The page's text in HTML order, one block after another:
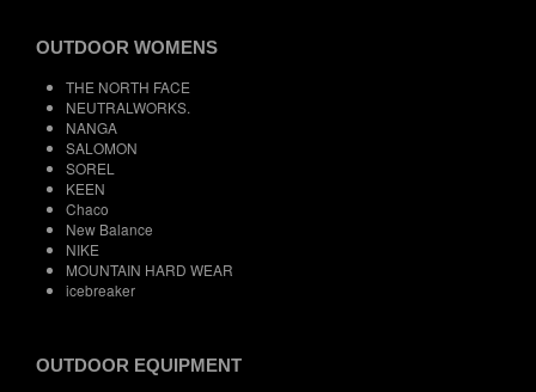
OUTDOOR WOMENS
THE NORTH FACE
NEUTRALWORKS.
NANGA
SALOMON
SOREL
KEEN
Chaco
New Balance
NIKE
MOUNTAIN HARD WEAR
icebreaker
OUTDOOR EQUIPMENT